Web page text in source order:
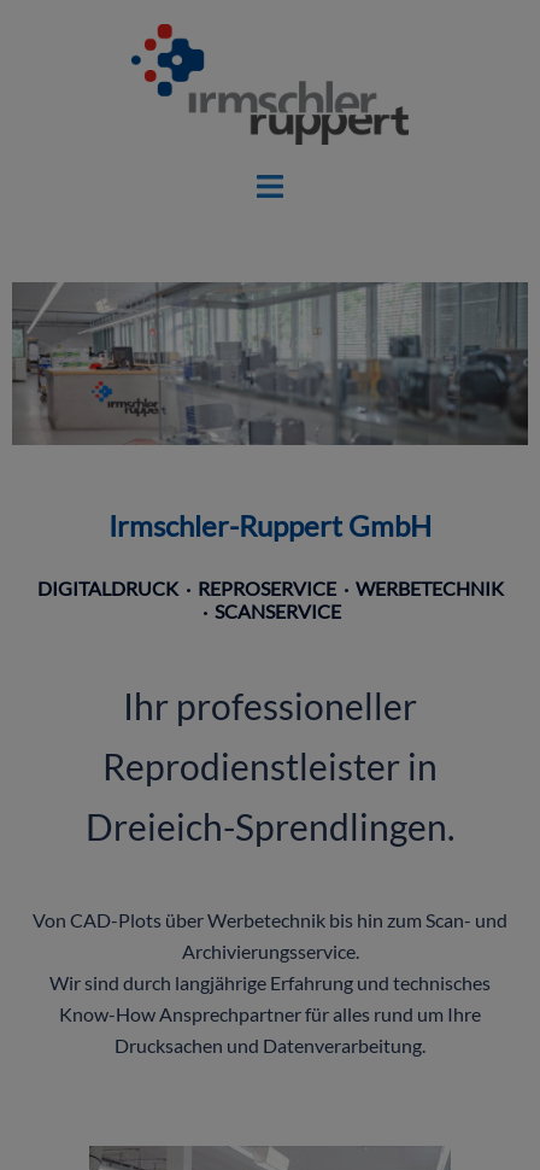
Irmschler-Ruppert GmbH
DIGITALDRUCK · REPROSERVICE · WERBETECHNIK
· SCANSERVICE
Ihr professioneller
Reprodienstleister in
Dreieich-Sprendlingen.
Von CAD-Plots über Werbetechnik bis hin zum Scan- und
Archivierungsservice.
Wir sind durch langjährige Erfahrung und technisches
Know-How Ansprechpartner für alles rund um Ihre
Drucksachen und Datenverarbeitung.